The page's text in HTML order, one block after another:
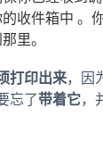
收件箱中 。
里。
打印出来，因
忘了带着它，